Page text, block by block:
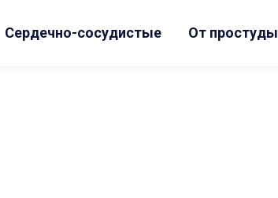
Сердечно-сосудистые От простуды